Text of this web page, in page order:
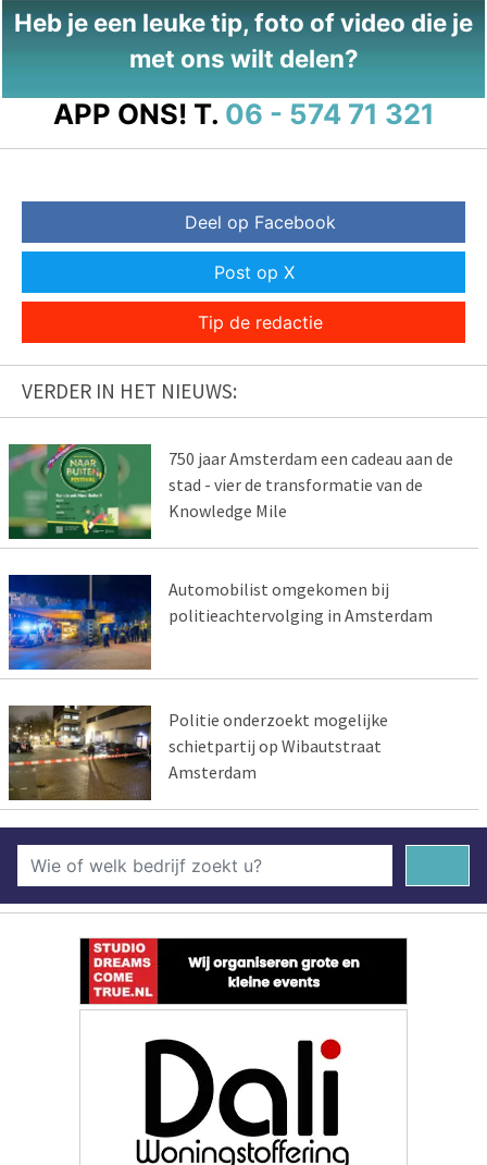
Heb je een leuke tip, foto of video die je
met ons wilt delen?
APP ONS! T. 06 - 574 71 321
Deel op Facebook
Post op X
Tip de redactie
VERDER IN HET NIEUWS:
750 jaar Amsterdam een cadeau aan de
stad - vier de transformatie van de
Knowledge Mile
Automobilist omgekomen bij
politieachtervolging in Amsterdam
Politie onderzoekt mogelijke
schietpartij op Wibautstraat
Amsterdam